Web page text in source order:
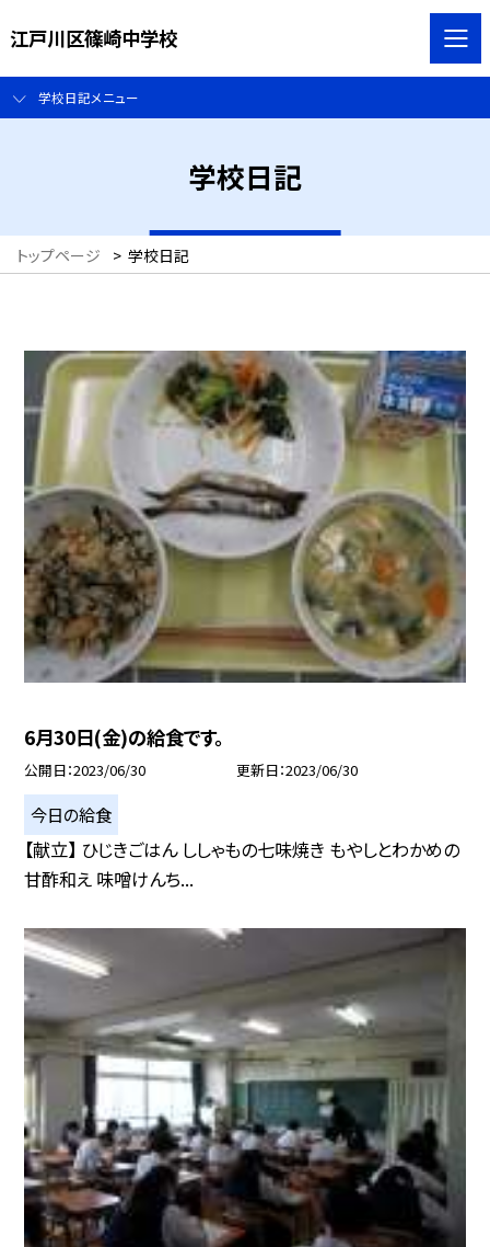
江戸川区篠崎中学校
学校日記メニュー
学校日記
トップページ > 学校日記
6月30日(金)の給食です。
公開日 2023/06/30 更新日 2023/06/30
今日の給食
【献立】 ひじきごはん ししゃもの七味焼き もやしとわかめの
甘酢和え 味噌けんち...